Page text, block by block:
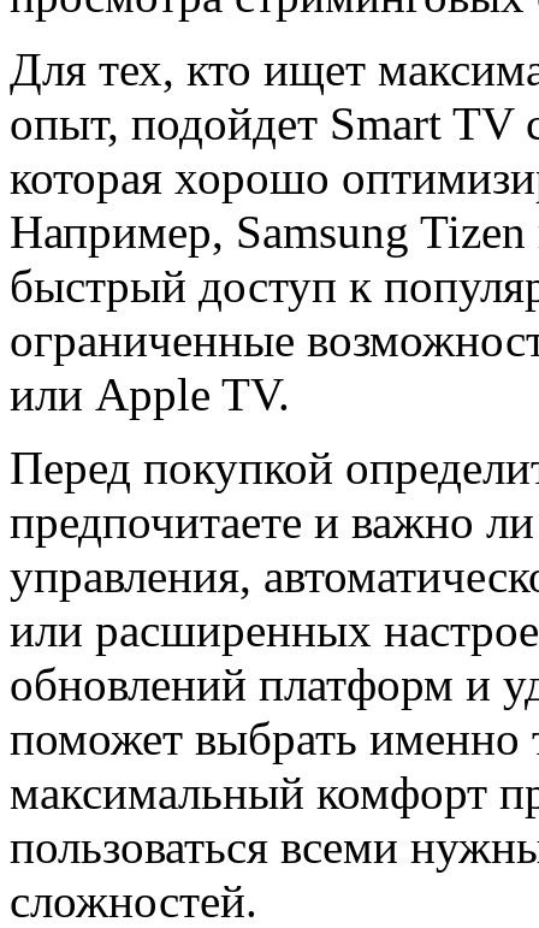
Для тех, кто ищет
опыт, подойдет Smart
которая хорошо
Например, Samsung
быстрый доступ к
ограниченные
или Apple TV.
Перед покупкой
предпочитаете и важно
управления,
или расширенных
обновлений платформ и
поможет выбрать именно
максимальный комфорт
пользоваться всеми
сложностей.